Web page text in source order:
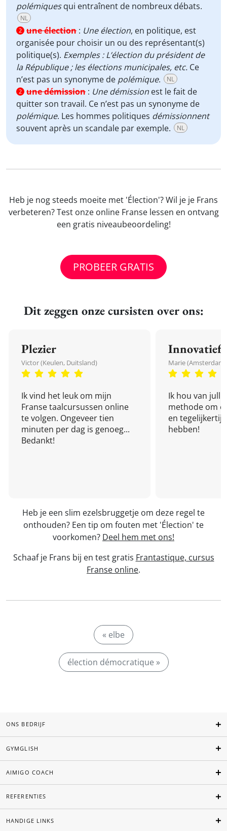
polémiquesqui entraînent de nombreux débats.
NL
2 une élection : Une élection, en politique, est
organisée pour choisir un ou des représentant(s)
politique(s). Exemples : L’élection du président de
la République ; les élections municipales, etc. Ce
n’est pas un synonyme de polémique. NL
2 une démission : Une démission est le fait de
quitter son travail. Ce n’est pas un synonyme de
polémique. Les hommes politiques démissionnent
souvent après un scandale par exemple.
NL
Heb je nog steeds moeite met 'Élection'? Wil je je Frans
verbeteren? Test onze online Franse lessen en ontvang
een gratis niveaubeoordeling!
PROBEER GRATIS
Dit zeggen onze cursisten over ons:
Plezier
Victor (Keulen, Duitsland)
Ik vind het leuk om mijn
Franse taalcursussen online
te volgen. Ongeveer tien
minuten per dag is genoeg...
Bedankt!
Innovatief
Marie
Ik hou van
methode om
en
hebben!
Heb je een slim ezelsbruggetje om deze regel te
onthouden? Een tip om fouten met 'Élection' te
voorkomen? Deel hem met ons!
Schaaf je Frans bij en test gratis Frantastique, cursus
Franse online.
« elbe
élection démocratique »
ONS BEDRIJF
GYMGLISH
AIMIGO COACH
REFERENTIES
HANDIGE LINKS